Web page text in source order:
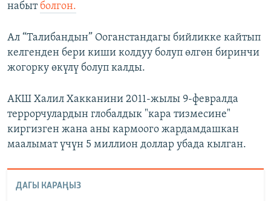
набыт болгон.
Ал “Талибандын” Ооганстандагы бийликке кайтып
келгенден бери киши колдуу болуп өлгөн биринчи
жогорку өкүлү болуп калды.
АКШ Халил Хакканини 2011-жылы 9-февралда
террорчулардын глобалдык "кара тизмесине"
киргизген жана аны кармоого жардамдашкан
маалымат үчүн 5 миллион доллар убада кылган.
ДАГЫ КАРАҢЫЗ